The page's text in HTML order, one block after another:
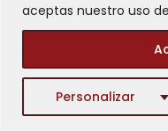
aceptas nuestro uso
Personalizar
¿Cuál es tu